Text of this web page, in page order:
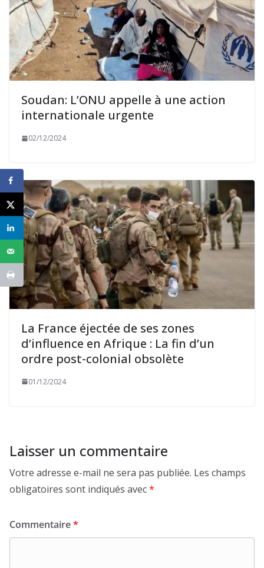
Soudan: L’ONU appelle à une action
internationale urgente
02/12/2024
La France éjectée de ses zones
d’influence en Afrique : La fin d’un
ordre post-colonial obsolète
01/12/2024
Laisser un commentaire
Votre adresse e-mail ne sera pas publiée. Les champs
obligatoires sont indiqués avec*
Commentaire*